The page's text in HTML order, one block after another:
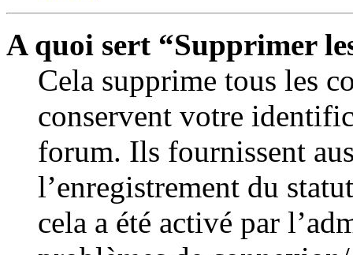
A quoi sert “Supprimer
Cela supprime tous les
conservent votre
forum. Ils fournissent
l’enregistrement du
cela a été activé par